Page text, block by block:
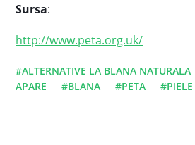
Sursa:
http://www.peta.org.uk/
#ALTERNATIVE LA BLANA NATURALA
APARE
#BLANA #PETA #PIELE